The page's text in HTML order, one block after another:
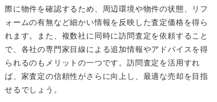
際に物件を確認するため、周辺環境や物件の状態、リフ
ォームの有無など細かい情報を反映した査定価格を得ら
れます。また、複数社に同時に訪問査定を依頼すること
で、各社の専門家目線による追加情報やアドバイスを得
られるのもメリットの一つです。訪問査定を活用すれ
ば、家査定の信頼性がさらに向上し、最適な売却を目指
せるでしょう。